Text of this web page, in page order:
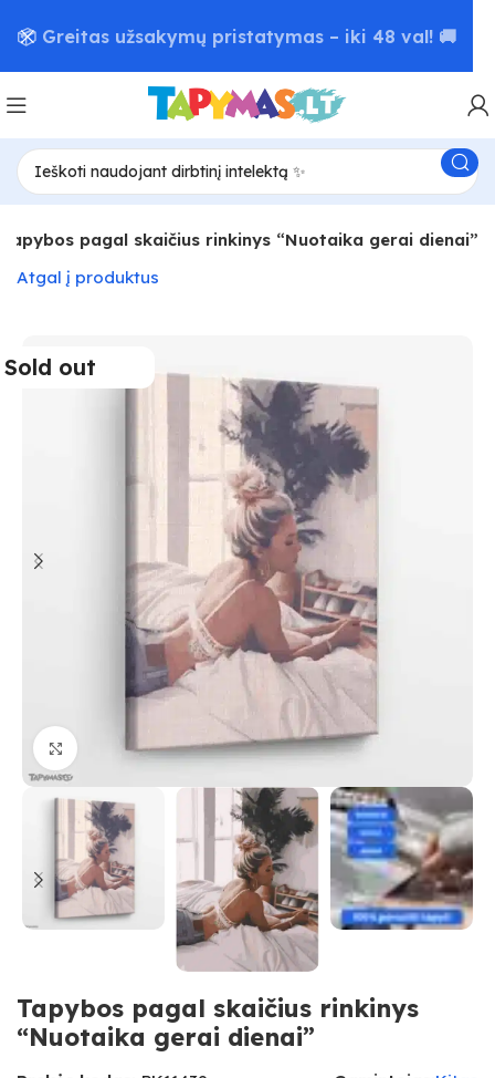
Tapybos pagal skaičius rinkinys “Nuotaika gerai dienai”
Atgal į produktus
Sold out
Paspauskite, kad priartinti
Tapybos pagal skaičius rinkinys
“Nuotaika gerai dienai”
📦 Greitas užsakymų pristatymas – iki 48 val! 🚚